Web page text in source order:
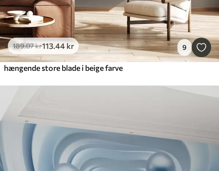
189.07kr113.44 kr 9
hængende store blade i beige farve